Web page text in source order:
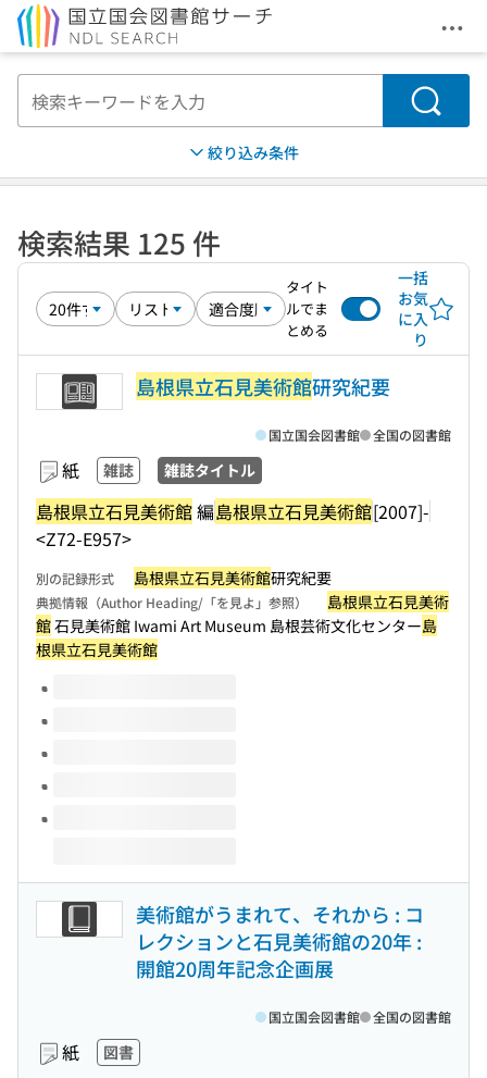
メ
検索
絞り込み条件
検索結果 125 件
タイト
ルでま
とめる
一括
お気
に入
り
島根県立石見美術館研究紀要
紙 雑誌 雑誌タイトル
島根県立石見美術館編島根県立石見美術館[2007]-
<Z72-E957>
国立国会図書館 全国の図書館
別の記録形式 島根県立石見美術館研究紀要
典拠情報（Author Heading/「を見よ」参照）
島根県立石見美術
館石見美術館 Iwami Art Museum 島根芸術文化センター島
根県立石見美術館
このタイトルの巻号
美術館がうまれて、それから : コ
レクションと石見美術館の20年 :
開館20周年記念企画展
紙 図書
国立国会図書館 全国の図書館